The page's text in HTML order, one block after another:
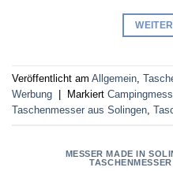
Veröffentlicht am Allgemein,
Werbung
Markiert
Taschenmesser aus Solingen,
MESSER MADE IN